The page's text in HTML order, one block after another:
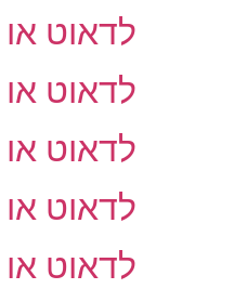
לדאוט או
לדאוט או
לדאוט או
לדאוט או
לדאוט או